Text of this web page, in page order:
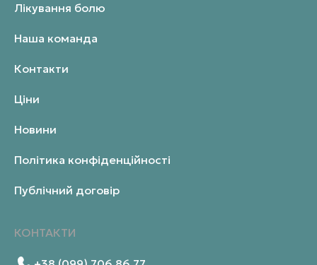
Лікування болю
Наша команда
Контакти
Ціни
Новини
Політика конфіденційності
Публічний договір
КОНТАКТИ